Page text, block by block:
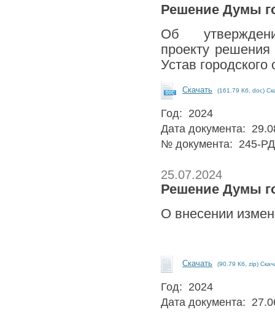
Решение Думы
Об
проекту
Устав городского
Скачать (161.79 Кб, doc)
Год: 2024
Дата документа:
№ документа: 245-РД
25.07.2024
Решение Думы
О внесении
Скачать (90.79 Кб, zip)
Год: 2024
Дата документа: